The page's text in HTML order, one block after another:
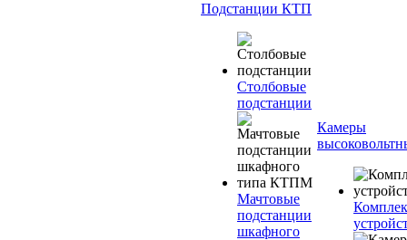
Подстанции КТП
Столбовые
подстанции
Мачтовые
подстанции
шкафного
Камеры